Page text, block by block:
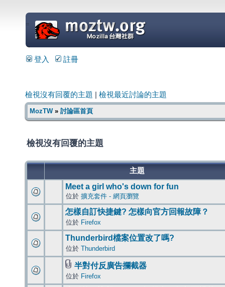
=
登入 註冊
檢視沒有回覆的主題 檢視最近討論的主題
MozTW» 討論區首頁
檢視沒有回覆的主題
主題
Meet a girl who's down for fun
位於 擴充套件 - 網頁瀏覽
怎樣自訂快捷鍵? 怎樣向官方回報故障？
位於 Firefox
Thunderbird檔案位置改了嗎?
位於 Thunderbird
半對付反廣告攔截器
位於 Firefox